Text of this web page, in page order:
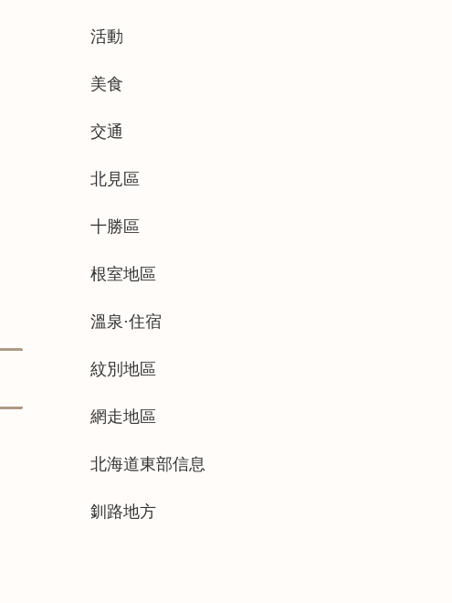
活動
美食
交通
北見區
十勝區
根室地區
溫泉·住宿
紋別地區
網走地區
北海道東部信息
釧路地方